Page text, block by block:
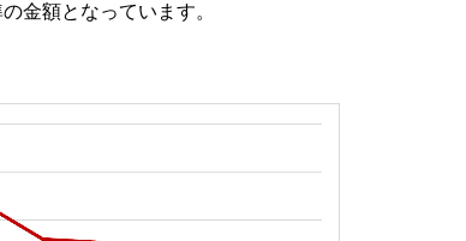
金額となっています。